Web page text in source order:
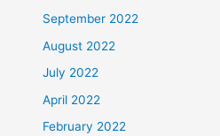
September 2022
August 2022
July 2022
April 2022
February 2022